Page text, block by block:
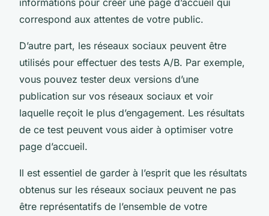
correspond aux attentes de votre public.
D’autre part, les réseaux sociaux peuvent être
utilisés pour effectuer des tests A/B. Par exemple,
vous pouvez tester deux versions d’une
publication sur vos réseaux sociaux et voir
laquelle reçoit le plus d’engagement. Les résultats
de ce test peuvent vous aider à optimiser votre
page d’accueil.
Il est essentiel de garder à l’esprit que les résultats
obtenus sur les réseaux sociaux peuvent ne pas
être représentatifs de l’ensemble de votre